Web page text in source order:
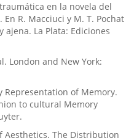
en la novela del
R. Macciuci y M. T. Pochat
La Plata: Ediciones
London and New York:
Representation of Memory.
to cultural Memory
Aesthetics. The Distribution